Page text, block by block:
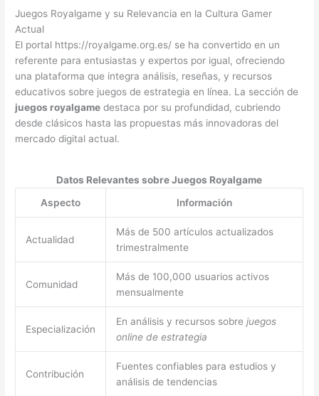
Juegos Royalgame y su Relevancia en la Cultura Gamer
Actual
El portal https://royalgame.org.es/ se ha convertido en un
referente para entusiastas y expertos por igual, ofreciendo
una plataforma que integra análisis, reseñas, y recursos
educativos sobre juegos de estrategia en línea. La sección de
juegos royalgame destaca por su profundidad, cubriendo
desde clásicos hasta las propuestas más innovadoras del
mercado digital actual.
Datos Relevantes sobre Juegos Royalgame
Aspecto
Información
Actualidad
Más de 500 artículos actualizados
trimestralmente
Comunidad
Más de 100,000 usuarios activos
mensualmente
Especialización
En análisis y recursos sobre juegos
online de estrategia
Contribución
Fuentes confiables para estudios y
análisis de tendencias